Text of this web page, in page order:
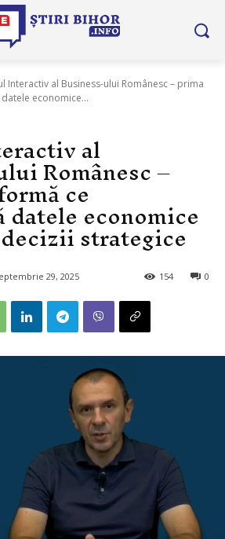
Interactiv al Business-ului Românesc – prima
economice...
al
Românesc –
ceeconomice
strategice
29, 2025 0
154